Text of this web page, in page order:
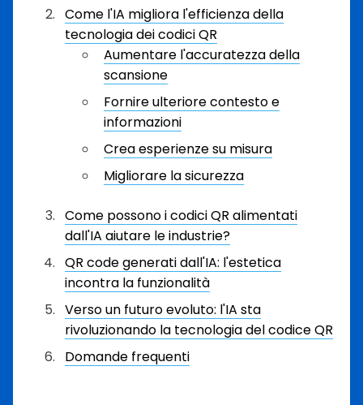
Come l'IA migliora l'efficienza della
tecnologia dei codici QR
Aumentare l'accuratezza della
scansione
Fornire ulteriore contesto e
informazioni
Crea esperienze su misura
Migliorare la sicurezza
Come possono i codici QR alimentati
dall'IA aiutare le industrie?
QR code generati dall'IA: l'estetica
incontra la funzionalità
Verso un futuro evoluto: l'IA sta
rivoluzionando la tecnologia del codice QR
Domande frequenti